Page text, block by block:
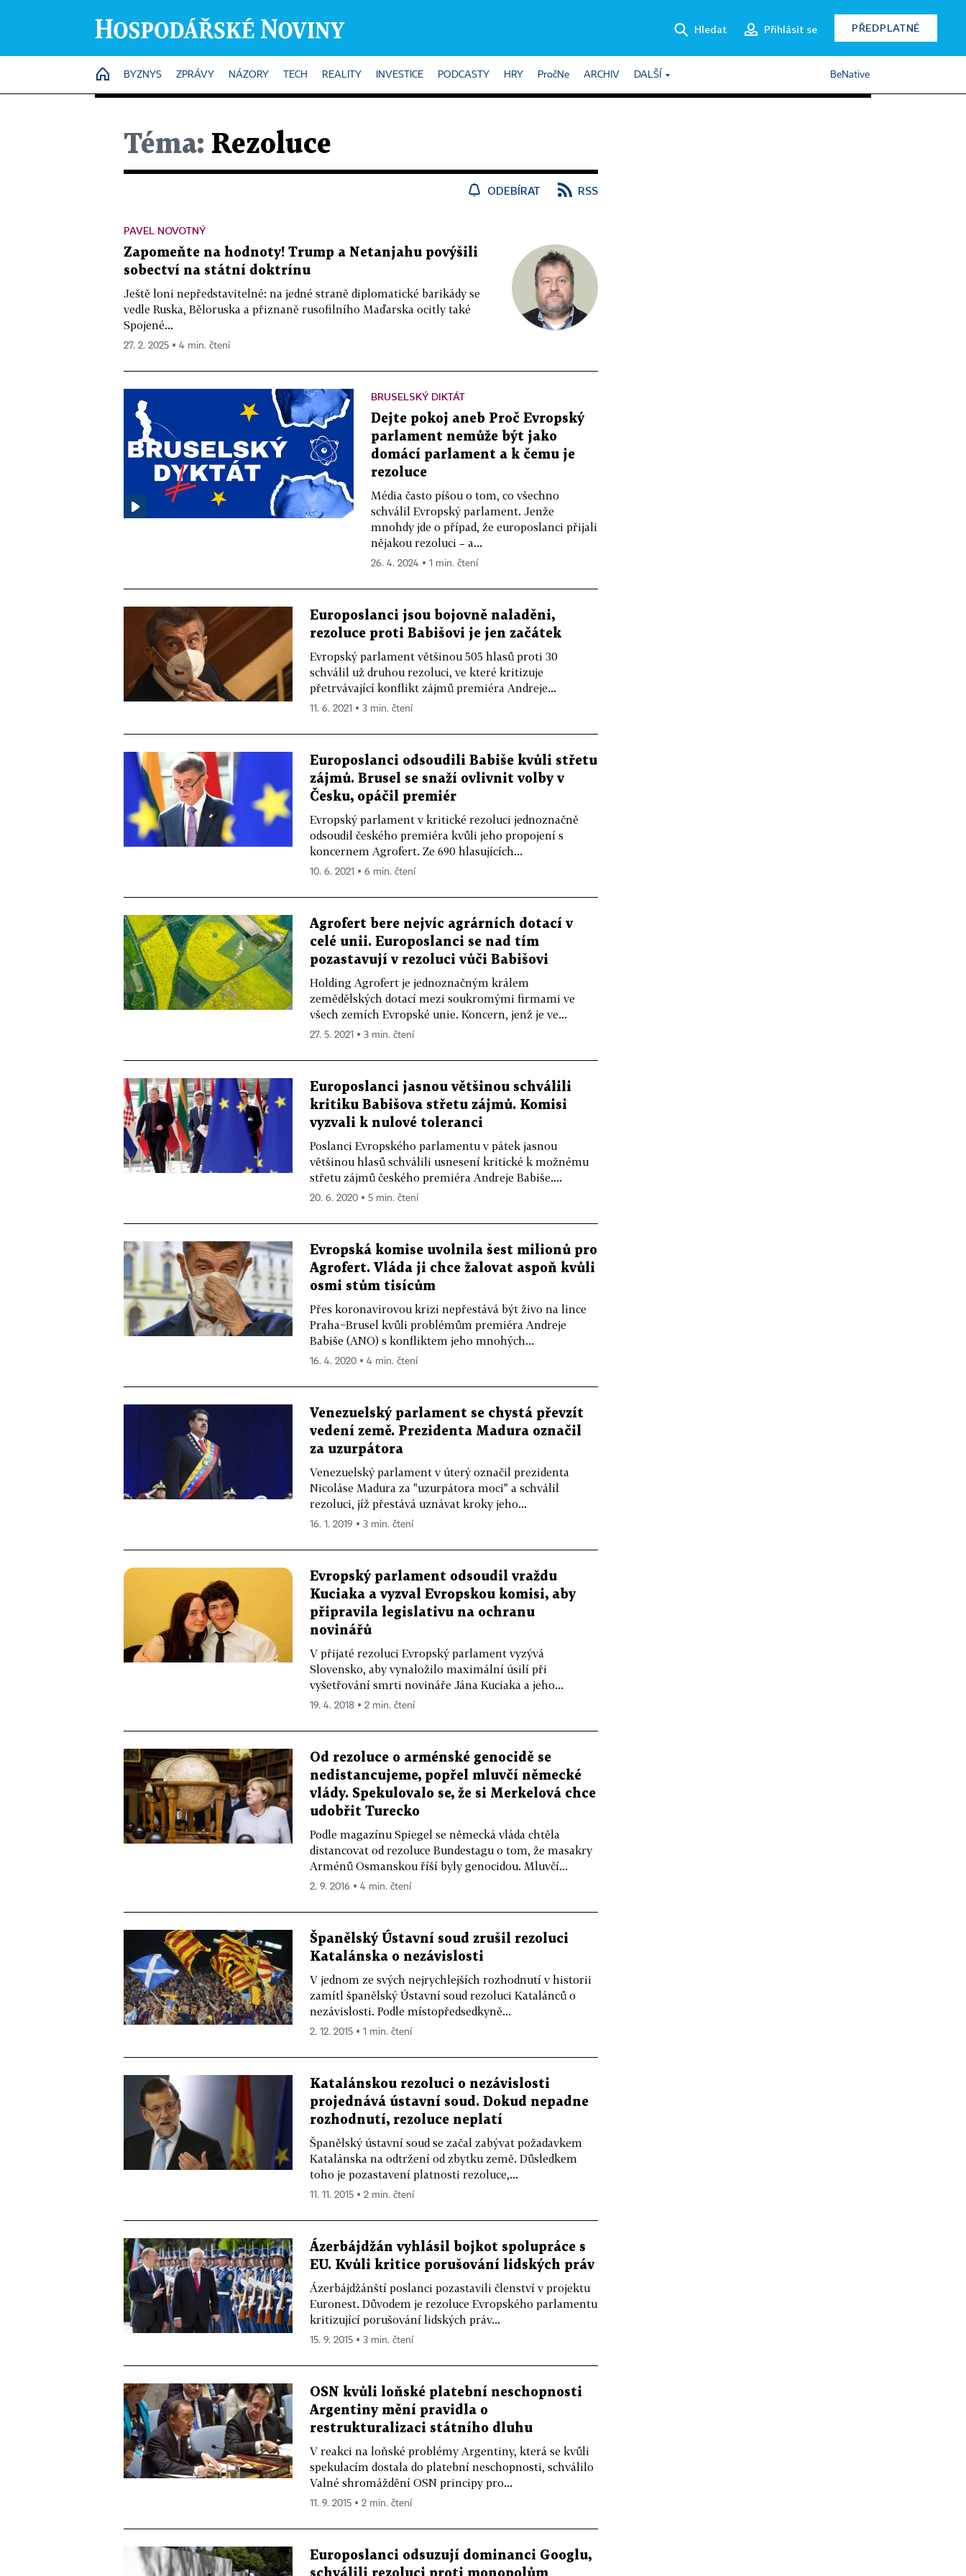
Hledat Přihlásit se PŘEDPLATNÉ
HOME
BYZNYS ZPRÁVY NÁZORY TECH REALITY INVESTICE PODCASTY HRY PročNe ARCHIV DALŠÍ BeNative
Téma: Rezoluce
ODEBÍRAT RSS
PAVEL NOVOTNÝ
Zapomeňte na hodnoty! Trump a Netanjahu povýšili
sobectví na státní doktrínu
Ještě loni nepředstavitelné: na jedné straně diplomatické barikády se
vedle Ruska, Běloruska a přiznaně rusofilního Maďarska ocitly také
Spojené...
27. 2. 2025 ▪ 4 min. čtení
BRUSELSKÝ DIKTÁT
Dejte pokoj aneb Proč Evropský
parlament nemůže být jako
domácí parlament a k čemu je
rezoluce
Média často píšou o tom, co všechno
schválil Evropský parlament. Jenže
mnohdy jde o případ, že europoslanci přijali
nějakou rezoluci – a...
26. 4. 2024 ▪ 1 min. čtení
Europoslanci jsou bojovně naladěni,
rezoluce proti Babišovi je jen začátek
Evropský parlament většinou 505 hlasů proti 30
schválil už druhou rezoluci, ve které kritizuje
přetrvávající konflikt zájmů premiéra Andreje...
11. 6. 2021 ▪ 3 min. čtení
Europoslanci odsoudili Babiše kvůli střetu
zájmů. Brusel se snaží ovlivnit volby v
Česku, opáčil premiér
Evropský parlament v kritické rezoluci jednoznačně
odsoudil českého premiéra kvůli jeho propojení s
koncernem Agrofert. Ze 690 hlasujících...
10. 6. 2021 ▪ 6 min. čtení
Agrofert bere nejvíc agrárních dotací v
celé unii. Europoslanci se nad tím
pozastavují v rezoluci vůči Babišovi
Holding Agrofert je jednoznačným králem
zemědělských dotací mezi soukromými firmami ve
všech zemích Evropské unie. Koncern, jenž je ve...
27. 5. 2021 ▪ 3 min. čtení
Europoslanci jasnou většinou schválili
kritiku Babišova střetu zájmů. Komisi
vyzvali k nulové toleranci
Poslanci Evropského parlamentu v pátek jasnou
většinou hlasů schválili usnesení kritické k možnému
střetu zájmů českého premiéra Andreje Babiše....
20. 6. 2020 ▪ 5 min. čtení
Evropská komise uvolnila šest milionů pro
Agrofert. Vláda ji chce žalovat aspoň kvůli
osmi stům tisícům
Přes koronavirovou krizi nepřestává být živo na lince
Praha−Brusel kvůli problémům premiéra Andreje
Babiše (ANO) s konfliktem jeho mnohých...
16. 4. 2020 ▪ 4 min. čtení
Venezuelský parlament se chystá převzít
vedení země. Prezidenta Madura označil
za uzurpátora
Venezuelský parlament v úterý označil prezidenta
Nicoláse Madura za "uzurpátora moci" a schválil
rezoluci, jíž přestává uznávat kroky jeho...
16. 1. 2019 ▪ 3 min. čtení
Evropský parlament odsoudil vraždu
Kuciaka a vyzval Evropskou komisi, aby
připravila legislativu na ochranu
novinářů
V přijaté rezoluci Evropský parlament vyzývá
Slovensko, aby vynaložilo maximální úsilí při
vyšetřování smrti novináře Jána Kuciaka a jeho...
19. 4. 2018 ▪ 2 min. čtení
Od rezoluce o arménské genocidě se
nedistancujeme, popřel mluvčí německé
vlády. Spekulovalo se, že si Merkelová chce
udobřit Turecko
Podle magazínu Spiegel se německá vláda chtěla
distancovat od rezoluce Bundestagu o tom, že masakry
Arménů Osmanskou říší byly genocidou. Mluvčí...
2. 9. 2016 ▪ 4 min. čtení
Španělský Ústavní soud zrušil rezoluci
Katalánska o nezávislosti
V jednom ze svých nejrychlejších rozhodnutí v historii
zamítl španělský Ústavní soud rezoluci Katalánců o
nezávislosti. Podle místopředsedkyně...
2. 12. 2015 ▪ 1 min. čtení
Katalánskou rezoluci o nezávislosti
projednává ústavní soud. Dokud nepadne
rozhodnutí, rezoluce neplatí
Španělský ústavní soud se začal zabývat požadavkem
Katalánska na odtržení od zbytku země. Důsledkem
toho je pozastavení platnosti rezoluce,...
11. 11. 2015 ▪ 2 min. čtení
Ázerbájdžán vyhlásil bojkot spolupráce s
EU. Kvůli kritice porušování lidských práv
Ázerbájdžánští poslanci pozastavili členství v projektu
Euronest. Důvodem je rezoluce Evropského parlamentu
kritizující porušování lidských práv...
15. 9. 2015 ▪ 3 min. čtení
OSN kvůli loňské platební neschopnosti
Argentiny mění pravidla o
restrukturalizaci státního dluhu
V reakci na loňské problémy Argentiny, která se kvůli
spekulacím dostala do platební neschopnosti, schválilo
Valné shromáždění OSN principy pro...
11. 9. 2015 ▪ 2 min. čtení
Europoslanci odsuzují dominanci Googlu,
schválili rezoluci proti monopolům